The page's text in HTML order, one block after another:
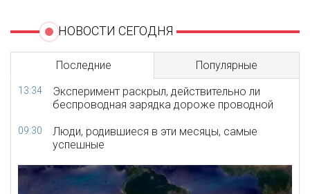
НОВОСТИ СЕГОДНЯ
Последние Популярные
13:34
Эксперимент раскрыл, действительно ли
беспроводная зарядка дороже проводной
09:30
Люди, родившиеся в эти месяцы, самые
успешные